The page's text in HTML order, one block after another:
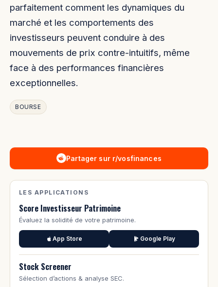
parfaitement comment les dynamiques du
marché et les comportements des
investisseurs peuvent conduire à des
mouvements de prix contre-intuitifs, même
face à des performances financières
exceptionnelles.
BOURSE
Partager sur r/vosfinances
LES APPLICATIONS
Score Investisseur Patrimoine
Évaluez la solidité de votre patrimoine.
App Store Google Play
Stock Screener
Sélection d’actions & analyse SEC.